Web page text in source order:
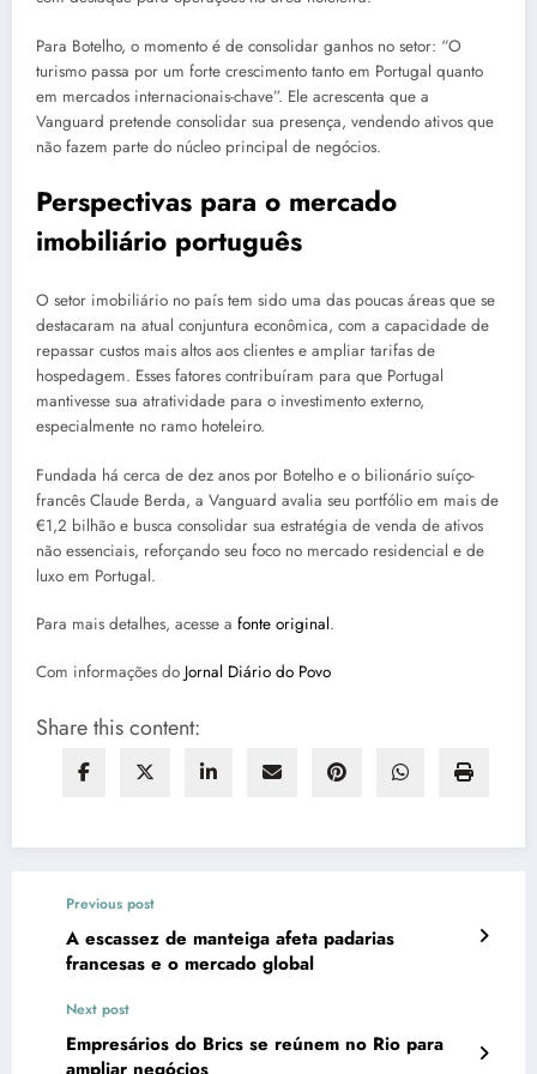
Para Botelho, o momento é de consolidar ganhos no setor: “O
turismo passa por um forte crescimento tanto em Portugal quanto
em mercados internacionais-chave”. Ele acrescenta que a
Vanguard pretende consolidar sua presença, vendendo ativos que
não fazem parte do núcleo principal de negócios.
Perspectivas para o mercado
imobiliário português
O setor imobiliário no país tem sido uma das poucas áreas que se
destacaram na atual conjuntura econômica, com a capacidade de
repassar custos mais altos aos clientes e ampliar tarifas de
hospedagem. Esses fatores contribuíram para que Portugal
mantivesse sua atratividade para o investimento externo,
especialmente no ramo hoteleiro.
Fundada há cerca de dez anos por Botelho e o bilionário suíço-
francês Claude Berda, a Vanguard avalia seu portfólio em mais de
€1,2 bilhão e busca consolidar sua estratégia de venda de ativos
não essenciais, reforçando seu foco no mercado residencial e de
luxo em Portugal.
Para mais detalhes, acesse a fonte original.
Com informações do Jornal Diário do Povo
Share this content:
Previous post
A escassez de manteiga afeta padarias
francesas e o mercado global
Next post
Empresários do Brics se reúnem no Rio para